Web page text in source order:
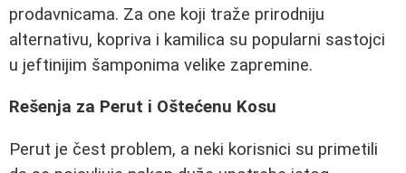
prodavnicama. Za one koji traže prirodniju
alternativu, kopriva i kamilica su popularni sastojci
u jeftinijim šamponima velike zapremine.
Rešenja za Perut i Oštećenu Kosu
Perut je čest problem, a neki korisnici su primetili